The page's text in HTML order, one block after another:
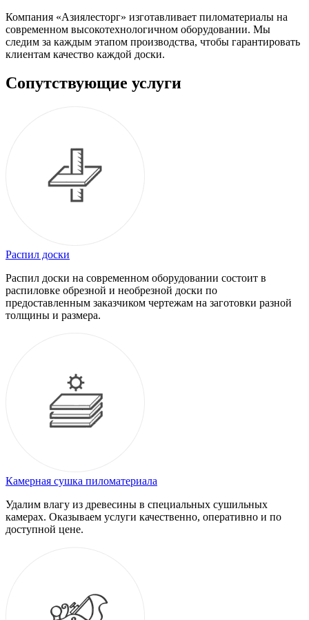
Компания «Азиялесторг» изготавливает пиломатериалы на
современном высокотехнологичном оборудовании. Мы
следим за каждым этапом производства, чтобы гарантировать
клиентам качество каждой доски.
Сопутствующие услуги
Распил доски
Распил доски на современном оборудовании состоит в
распиловке обрезной и необрезной доски по
предоставленным заказчиком чертежам на заготовки разной
толщины и размера.
Камерная сушка пиломатериала
Удалим влагу из древесины в специальных сушильных
камерах. Оказываем услуги качественно, оперативно и по
доступной цене.